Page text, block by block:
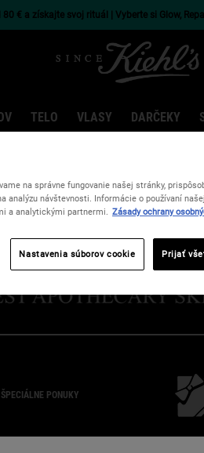
80 € a získajte svoj rituál | Vyberte si Glow,
TELO VLASY DARČEKY
ŠPECIÁLNE PONUKY
na správne fungovanie našej stránky,
analýzu návštevnosti. Informácie o používaní
a analytickými partnermi.
Zásady ochrany
Nastavenia súborov cookie Prijať